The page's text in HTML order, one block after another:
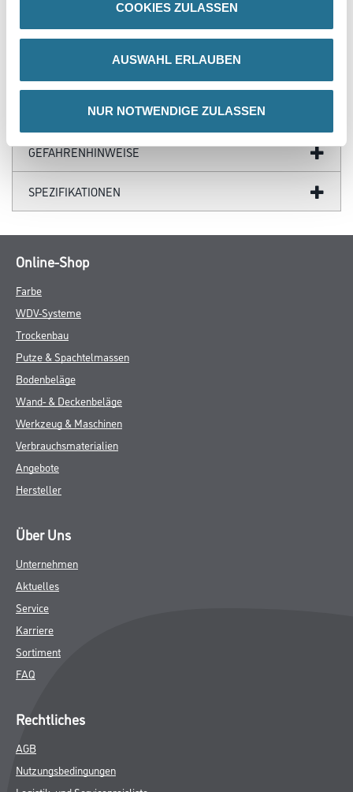
COOKIES ZULASSEN
AUSWAHL ERLAUBEN
NUR NOTWENDIGE ZULASSEN
- Montage per Clip möglich
- Art. 40.60.0
ZUSATZINFOS
GEFAHRENHINWEISE
SPEZIFIKATIONEN
Online-Shop
Farbe
WDV-Systeme
Trockenbau
Putze & Spachtelmassen
Bodenbeläge
Wand- & Deckenbeläge
Werkzeug & Maschinen
Verbrauchsmaterialien
Angebote
Hersteller
Über Uns
Unternehmen
Aktuelles
Service
Karriere
Sortiment
FAQ
Rechtliches
AGB
Nutzungsbedingungen